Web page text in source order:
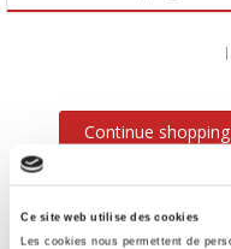
Ce site web utilise des cookies
Les cookies nous permettent de
Continue shopping